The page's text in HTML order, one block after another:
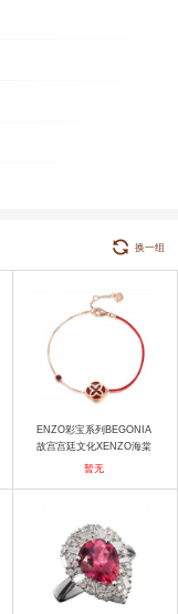
换一组
ENZO彩宝系列BEGONIA
故宫宫廷文化XENZO海棠
系列故宫宫廷文化 x ENZO
暂无